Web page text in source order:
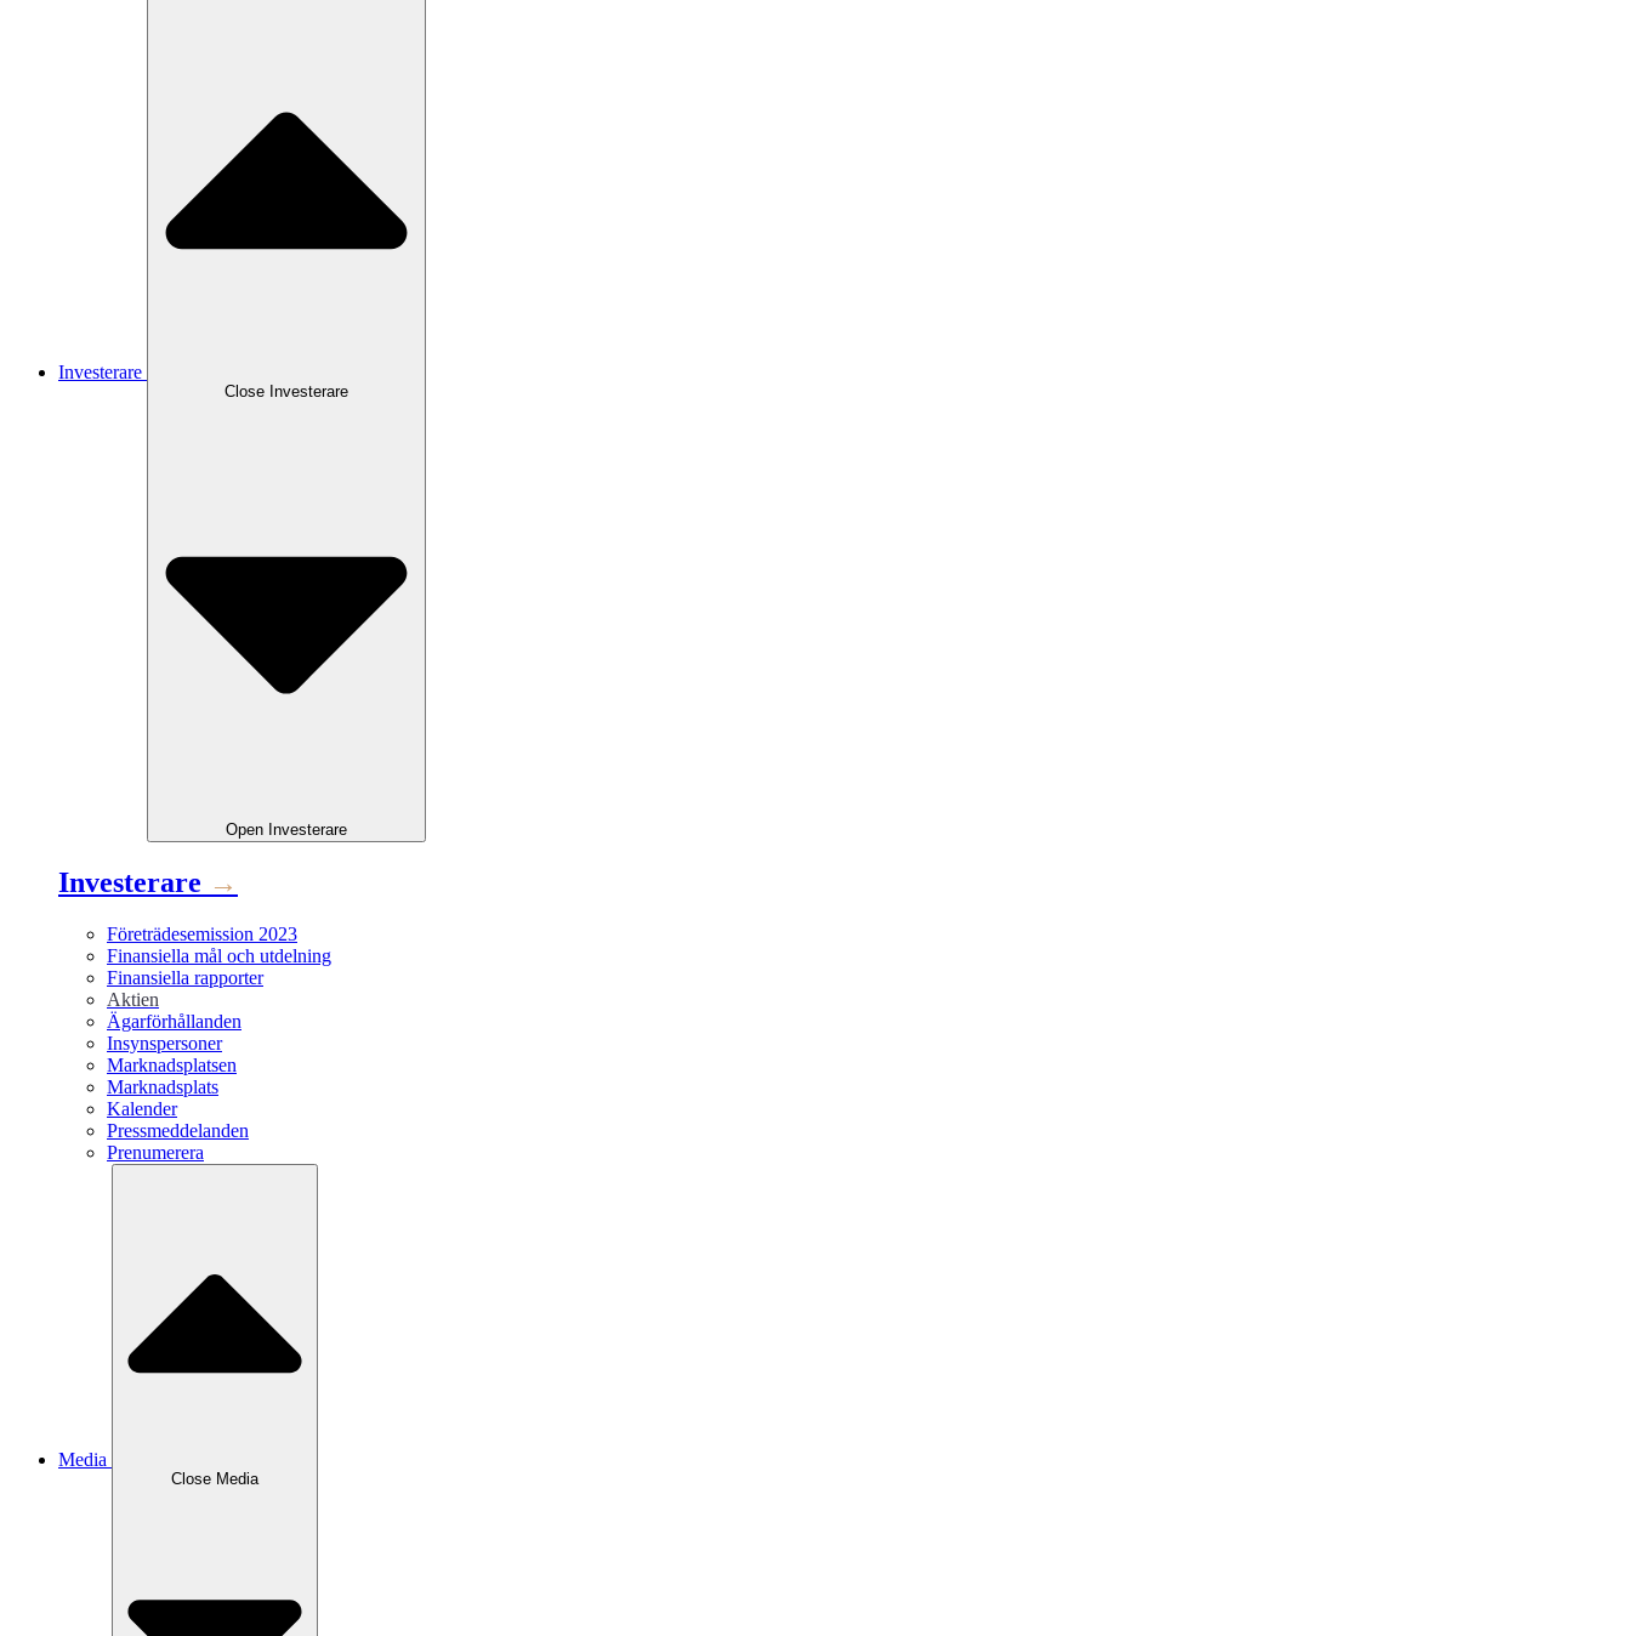
Investerare
Close Investerare
Open Investerare
Investerare →
Företrädesemission 2023
Finansiella mål och utdelning
Finansiella rapporter
Aktien
Ägarförhållanden
Insynspersoner
Marknadsplatsen
Marknadsplats
Kalender
Pressmeddelanden
Prenumerera
Media
Close Media